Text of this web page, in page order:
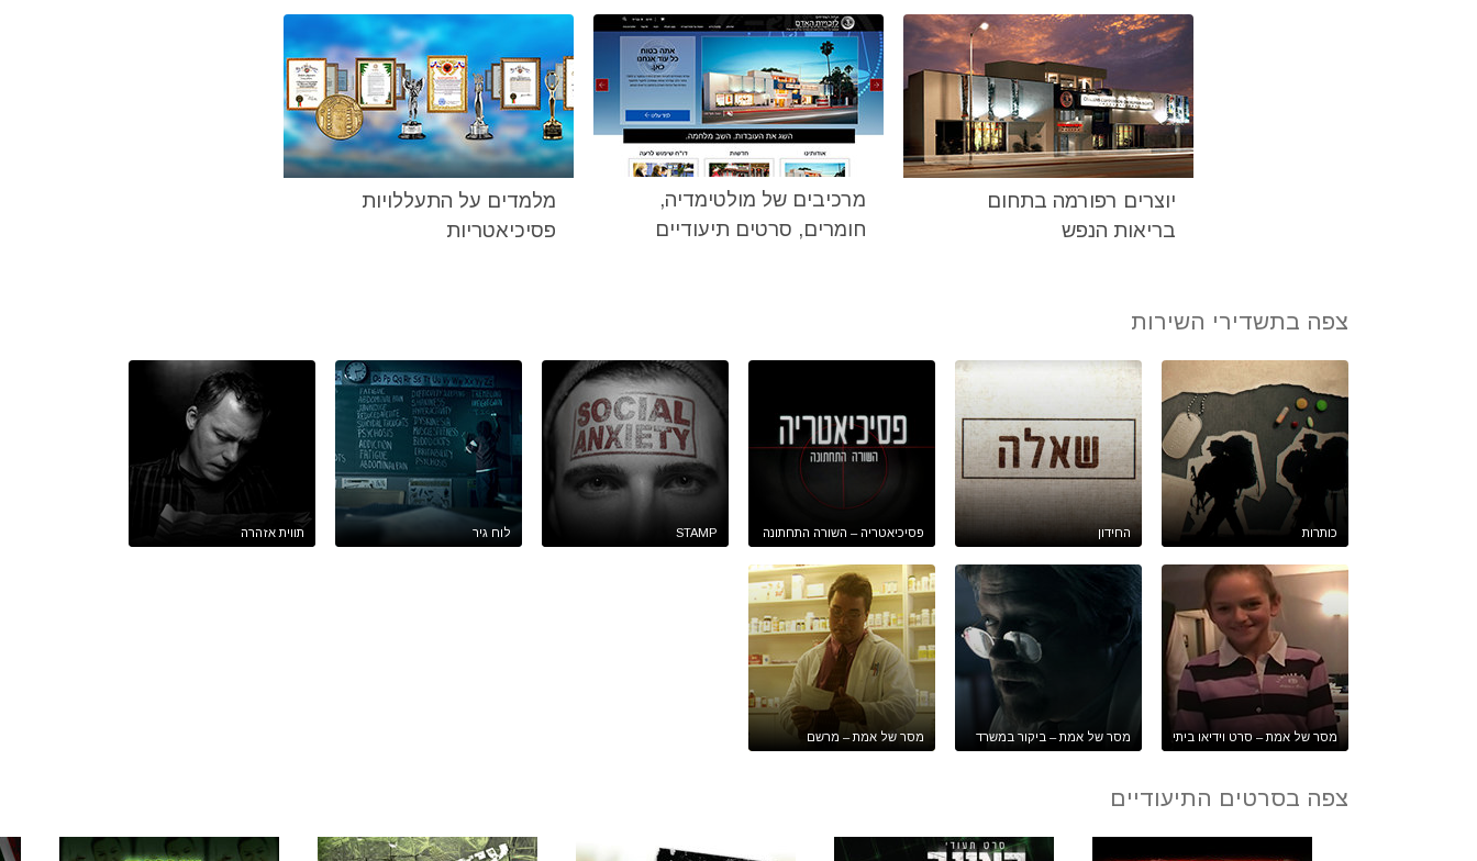
יוצרים רפורמה בתחום
בריאות הנפש
מרכיבים של מולטימדיה,
חומרים, סרטים תיעודיים
מלמדים על התעללויות
פסיכיאטריות
צפה בתשדירי השירות
כותרות החידון פסיכיאטריה – השורה התחתונה STAMP לוח גיר תווית אזהרה
מסר של אמת – סרט וידיאו ביתי מסר של אמת – ביקור במשרד מסר של אמת – מרשם
צפה בסרטים התיעודיים